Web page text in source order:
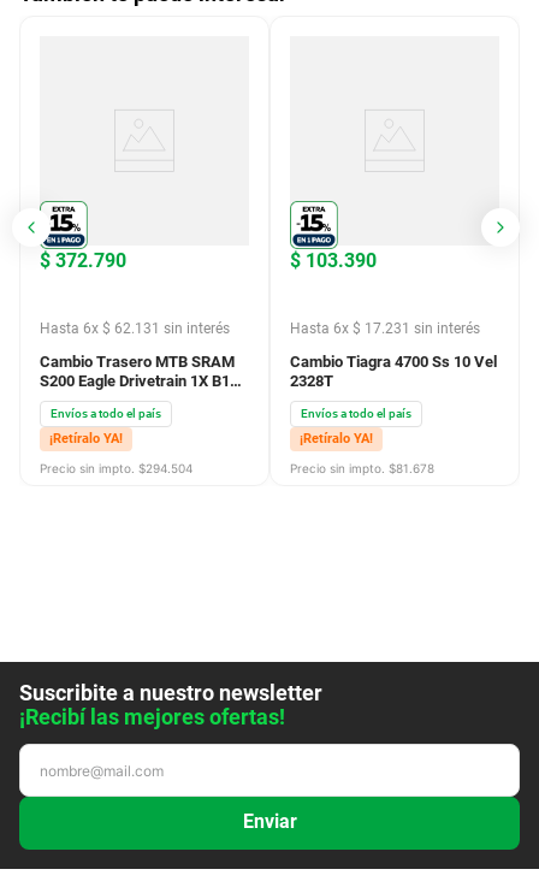
$ 372.790
Hasta 6x $ 62.131 sin interés
Cambio Trasero MTB SRAM
S200 Eagle Drivetrain 1X B1
12V 52D
Envíos a todo el país
¡Retíralo YA!
Precio sin impto. $294.504
$ 103.390
Hasta 6x $ 17.231 sin interés
Cambio Tiagra 4700 Ss 10 Vel
2328T
Envíos a todo el país
¡Retíralo YA!
Precio sin impto. $81.678
Suscribite a nuestro newsletter
¡Recibí las mejores ofertas!
Enviar